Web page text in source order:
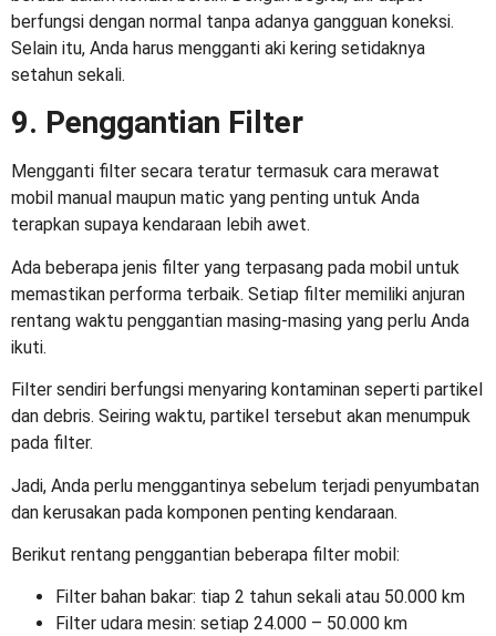
berfungsi dengan normal tanpa adanya gangguan koneksi.
Selain itu, Anda harus mengganti aki kering setidaknya
setahun sekali.
9. Penggantian Filter
Mengganti filter secara teratur termasuk cara merawat
mobil manual maupun matic yang penting untuk Anda
terapkan supaya kendaraan lebih awet.
Ada beberapa jenis filter yang terpasang pada mobil untuk
memastikan performa terbaik. Setiap filter memiliki anjuran
rentang waktu penggantian masing-masing yang perlu Anda
ikuti.
Filter sendiri berfungsi menyaring kontaminan seperti partikel
dan debris. Seiring waktu, partikel tersebut akan menumpuk
pada filter.
Jadi, Anda perlu menggantinya sebelum terjadi penyumbatan
dan kerusakan pada komponen penting kendaraan.
Berikut rentang penggantian beberapa filter mobil:
Filter bahan bakar: tiap 2 tahun sekali atau 50.000 km
Filter udara mesin: setiap 24.000 – 50.000 km